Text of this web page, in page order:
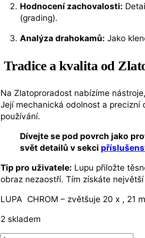
Hodnocení zachovalosti:
(grading).
Analýza drahokamů: Jako
Tradice a kvalita od
Na Zlatoproradost nabízíme
Její mechanická odolnost a
používání.
Dívejte se pod povrch jako
svět detailů v sekci
Tip pro uživatele: Lupu přiložte
obraz nezaostří. Tím získáte
LUPA CHROM – zvětšuje 20 x , 21
2 skladem